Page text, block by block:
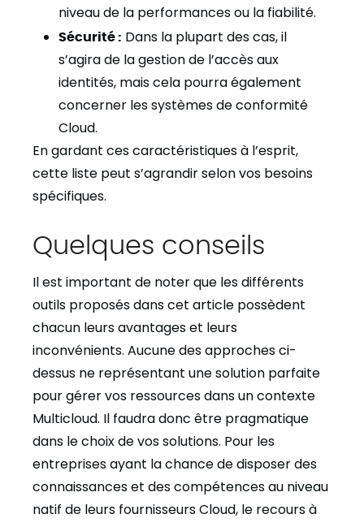
niveau de la performances ou la fiabilité.
Sécurité : Dans la plupart des cas, il
s’agira de la gestion de l’accès aux
identités, mais cela pourra également
concerner les systèmes de conformité
Cloud.
En gardant ces caractéristiques à l’esprit,
cette liste peut s’agrandir selon vos besoins
spécifiques.
Quelques conseils
Il est important de noter que les différents
outils proposés dans cet article possèdent
chacun leurs avantages et leurs
inconvénients. Aucune des approches ci-
dessus ne représentant une solution parfaite
pour gérer vos ressources dans un contexte
Multicloud. Il faudra donc être pragmatique
dans le choix de vos solutions. Pour les
entreprises ayant la chance de disposer des
connaissances et des compétences au niveau
natif de leurs fournisseurs Cloud, le recours à